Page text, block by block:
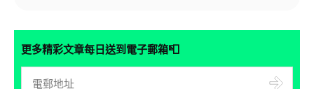
更多精彩文章每日送到電子郵箱📮